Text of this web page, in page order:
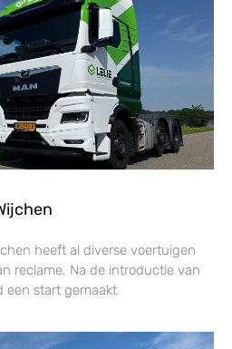
heeft al diverse voertuigen
reclame. Na de introductie van
een start gemaakt